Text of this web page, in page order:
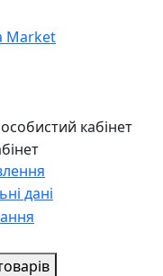
особистий кабінет
дані